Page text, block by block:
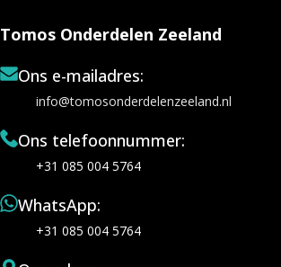
Tomos Onderdelen Zeeland
Ons e-mailadres:
info@tomosonderdelenzeeland.nl
Ons telefoonnummer:
+31 085 004 5764
WhatsApp:
+31 085 004 5764